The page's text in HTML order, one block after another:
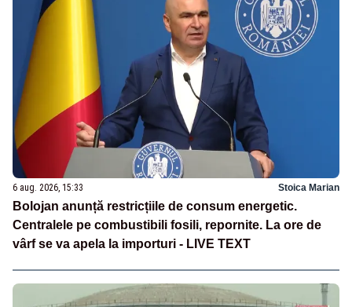
6 aug. 2026, 15:33 Stoica Marian
Bolojan anunță restricțiile de consum energetic.
Centralele pe combustibili fosili, repornite. La ore de
vârf se va apela la importuri - LIVE TEXT